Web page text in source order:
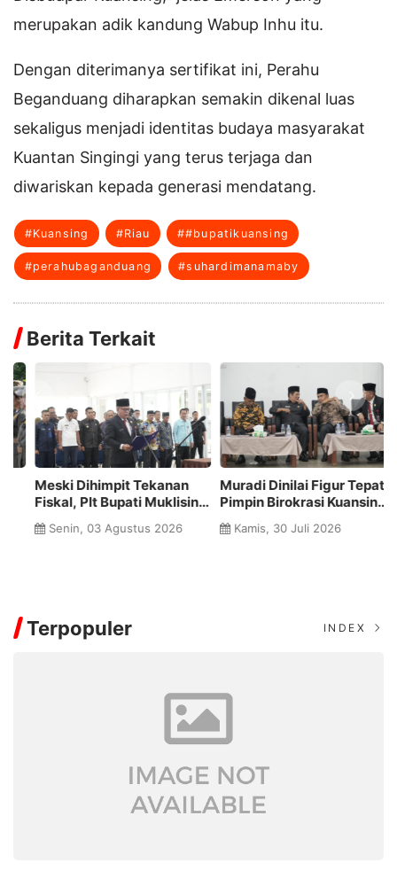
merupakan adik kandung Wabup Inhu itu.
Dengan diterimanya sertifikat ini, Perahu
Beganduang diharapkan semakin dikenal luas
sekaligus menjadi identitas budaya masyarakat
Kuantan Singingi yang terus terjaga dan
diwariskan kepada generasi mendatang.
#Kuansing #Riau ##bupatikuansing
#perahubaganduang #suhardimanamaby
Berita Terkait
Meski Dihimpit Tekanan
Fiskal, Plt Bupati Muklisin
Pastikan Pacu Jalur 2026
Digelar Meriah
Senin, 03 Agustus 2026
Muradi Dinilai Figur Tepat
Pimpin Birokrasi Kuansing,
Tokoh Senior: ASN
Berpengalaman dan
Kamis, 30 Juli 2026
Terpopuler INDEX